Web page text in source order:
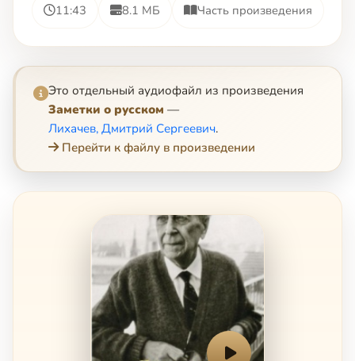
11:43 8.1 МБ Часть произведения
Это отдельный аудиофайл из произведения
Заметки о русском —
Лихачев, Дмитрий Сергеевич.
Перейти к файлу в произведении